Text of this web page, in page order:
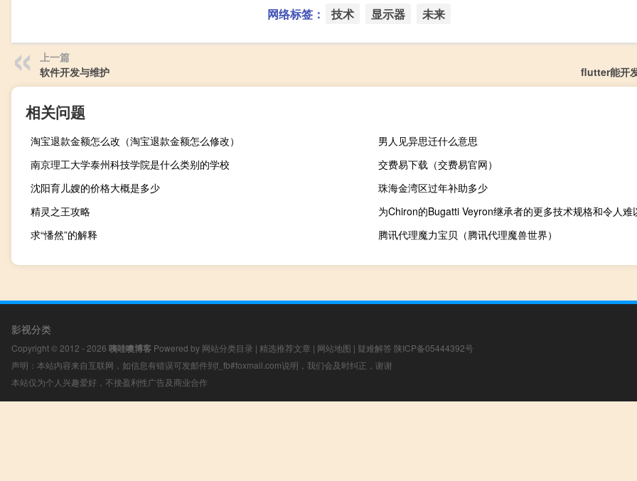
网络标签： 技术 显示器 未来
上一篇
软件开发与维护
flutter能开
相关问题
淘宝退款金额怎么改（淘宝退款金额怎么修改）
男人见异思迁什么意思
南京理工大学泰州科技学院是什么类别的学校
交费易下载（交费易官网）
沈阳育儿嫂的价格大概是多少
珠海金湾区过年补助多少
精灵之王攻略
为Chiron的Bugatti Veyron继承者的更多技术规格和令人难
求“憣然”的解释
腾讯代理魔力宝贝（腾讯代理魔兽世界）
影视分类
Copyright © 2012 - 2026 咦哇噢博客 Powered by 网站分类目录 | 精选推荐文章 | 网站地图 | 疑难解答 陕ICP备05444392号
声明：本站内容来自互联网，如信息有错误可发邮件到f_fb#foxmail.com说明，我们会及时纠正，谢谢
本站仅为个人兴趣爱好，不接盈利性广告及商业合作